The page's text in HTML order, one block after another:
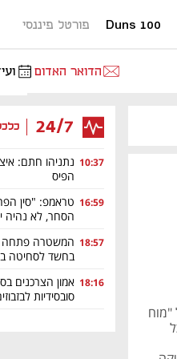
Duns 100 פורטל פיננסי
הדואר האדום
24/7
10:37 נתניהו חתם:
הפיס
16:59 טראמפ: "סין
הסחר, לא נהיה
18:57 המשטרה פתחה
בחשד לסחיטה
18:16 אמון הצרכנים
סובסידיות
"מוח